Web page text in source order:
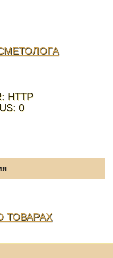
HTTP
0
ТОВАРАХ